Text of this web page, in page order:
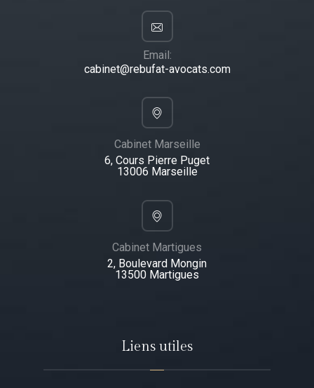
Email:
cabinet@rebufat-avocats.com
Cabinet Marseille
6, Cours Pierre Puget
13006 Marseille
Cabinet Martigues
2, Boulevard Mongin
13500 Martigues​
Liens utiles